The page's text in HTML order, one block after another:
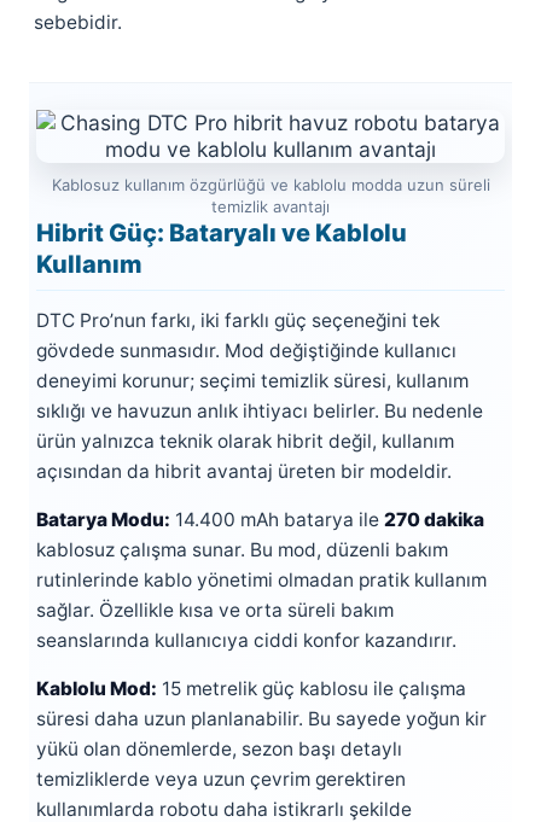
sebebidir.
Hibrit Güç: Bataryalı ve Kablolu
Kullanım
DTC Pro’nun farkı, iki farklı güç seçeneğini tek
gövdede sunmasıdır. Mod değiştiğinde kullanıcı
deneyimi korunur; seçimi temizlik süresi, kullanım
sıklığı ve havuzun anlık ihtiyacı belirler. Bu nedenle
ürün yalnızca teknik olarak hibrit değil, kullanım
açısından da hibrit avantaj üreten bir modeldir.
Batarya Modu: 14.400 mAh batarya ile 270 dakika
kablosuz çalışma sunar. Bu mod, düzenli bakım
rutinlerinde kablo yönetimi olmadan pratik kullanım
sağlar. Özellikle kısa ve orta süreli bakım
seanslarında kullanıcıya ciddi konfor kazandırır.
Kablolu Mod: 15 metrelik güç kablosu ile çalışma
süresi daha uzun planlanabilir. Bu sayede yoğun kir
yükü olan dönemlerde, sezon başı detaylı
temizliklerde veya uzun çevrim gerektiren
kullanımlarda robotu daha istikrarlı şekilde
Kablosuz kullanım özgürlüğü ve kablolu modda uzun süreli
temizlik avantajı